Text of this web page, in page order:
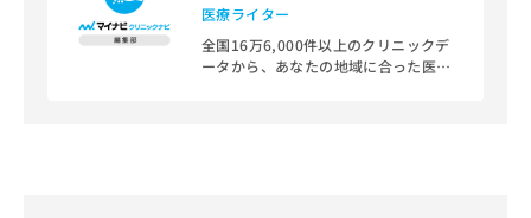
医療ライター
全国16万6,000件以上のクリニックデ
ータから、あなたの地域に合った医療